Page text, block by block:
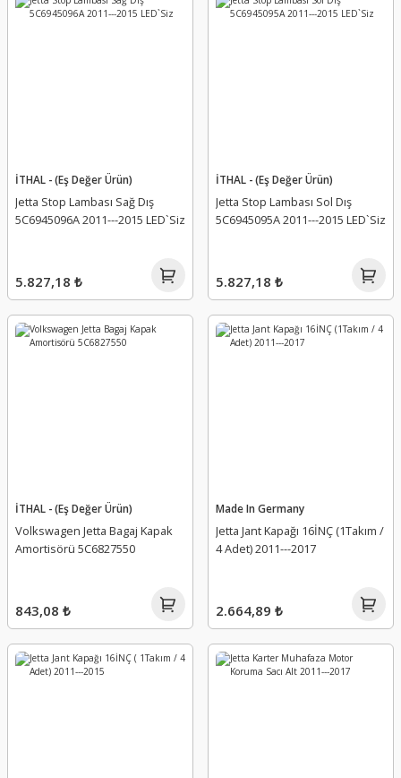
İTHAL - (Eş Değer Ürün)
Jetta Stop Lambası Sağ Dış
5C6945096A 2011---2015 LED`Siz
5.827,18 ₺
İTHAL - (Eş Değer Ürün)
Jetta Stop Lambası Sol Dış
5C6945095A 2011---2015 LED`Siz
5.827,18 ₺
İTHAL - (Eş Değer Ürün)
Volkswagen Jetta Bagaj Kapak
Amortisörü 5C6827550
843,08 ₺
Made In Germany
Jetta Jant Kapağı 16İNÇ (1Takım /
4 Adet) 2011---2017
2.664,89 ₺